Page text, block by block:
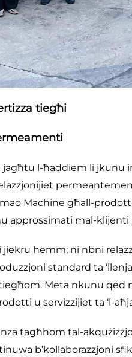
tiegħi
l-ħaddiem li jkunu
Machine għall-
approssimati mal-
jiekru hemm; ni nbni
standard ta
Meta nkunu qed
u servizzijiet ta ‘l-
tagħhom tal-
b’kollaborazzjoni